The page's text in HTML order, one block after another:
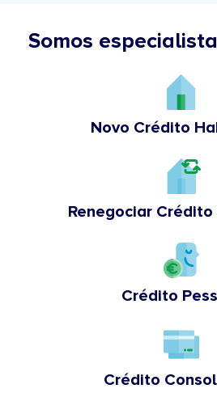
Somos
Novo Crédito
Renegociar
Crédito
Crédito